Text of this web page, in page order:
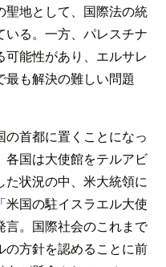
地として、国際法の統
る。一方、パレスチナ
可能性があり、エルサレ
最も解決の難しい問題
首都に置くことになっ
国は大使館をテルアビ
状況の中、米大統領に
国の駐イスラエル大使
。国際社会のこれまで
方針を認めることに前